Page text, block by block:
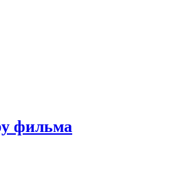
фильма